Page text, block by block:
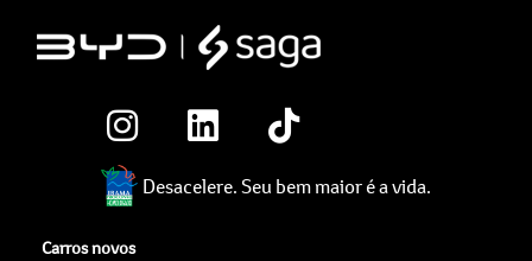
Desacelere. Seu bem maior é a vida.
Carros novos